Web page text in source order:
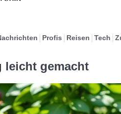
Profis Reisen Tech
leicht gemacht